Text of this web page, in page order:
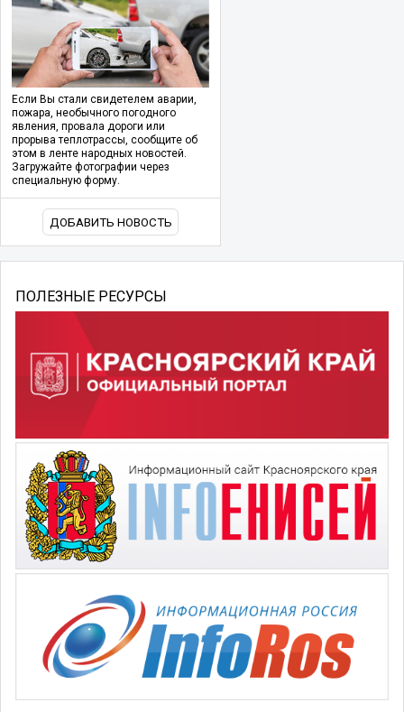
Если Вы стали свидетелем аварии,
пожара, необычного погодного
явления, провала дороги или
прорыва теплотрассы, сообщите об
этом в ленте народных новостей.
Загружайте фотографии через
специальную форму.
ДОБАВИТЬ НОВОСТЬ
ПОЛЕЗНЫЕ РЕСУРСЫ